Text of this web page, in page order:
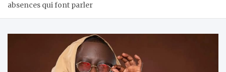
absences qui font parler